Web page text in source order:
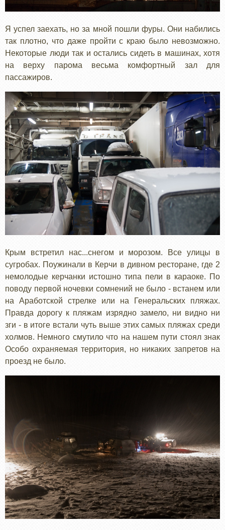
Я успел заехать, но за мной пошли фуры. Они набились
так плотно, что даже пройти с краю было невозможно.
Некоторые люди так и остались сидеть в машинах, хотя
на верху парома весьма комфортный зал для
пассажиров.
Крым встретил нас...снегом и морозом. Все улицы в
сугробах. Поужинали в Керчи в дивном ресторане, где 2
немолодые керчанки истошно типа пели в караоке. По
поводу первой ночевки сомнений не было - встанем или
на Аработской стрелке или на Генеральских пляжах.
Правда дорогу к пляжам изрядно замело, ни видно ни
зги - в итоге встали чуть выше этих самых пляжах среди
холмов. Немного смутило что на нашем пути стоял знак
Особо охраняемая территория, но никаких запретов на
проезд не было.